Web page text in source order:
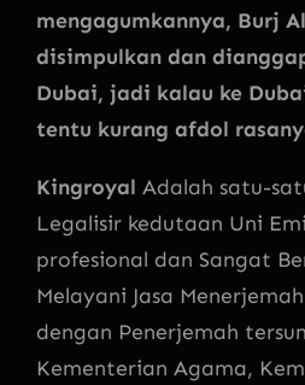
mengagumkannya, Burj
disimpulkan dan
Dubai, jadi kalau ke
tentu kurang afdol
Kingroyal Adalah satu-
Legalisir kedutaan Uni
profesional dan Sangat
Melayani Jasa
dengan Penerjemah
Kementerian Agama,